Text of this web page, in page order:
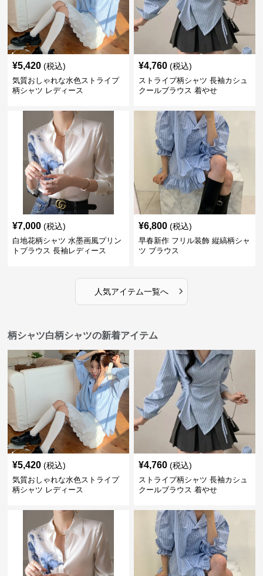
¥5,420 (税込)
気質おしゃれな水色ストライプ
柄シャツ レディース
¥4,760 (税込)
ストライプ柄シャツ 長袖カシュ
クールブラウス 着やせ
¥7,000 (税込)
白地花柄シャツ 水墨画風プリン
トブラウス 長袖レディース
¥6,800 (税込)
早春新作 フリル装飾 縦縞柄シャ
ツ ブラウス
人気アイテム一覧へ ›
柄シャツ白柄シャツの新着アイテム
¥5,420 (税込)
気質おしゃれな水色ストライプ
柄シャツ レディース
¥4,760 (税込)
ストライプ柄シャツ 長袖カシュ
クールブラウス 着やせ